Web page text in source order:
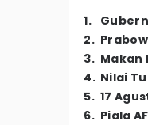
1.
2.
3. Makan
4. Nilai
5. 17
6. Piala